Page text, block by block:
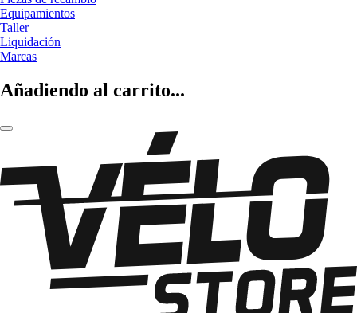
Equipamientos
Taller
Liquidación
Marcas
Añadiendo al carrito...